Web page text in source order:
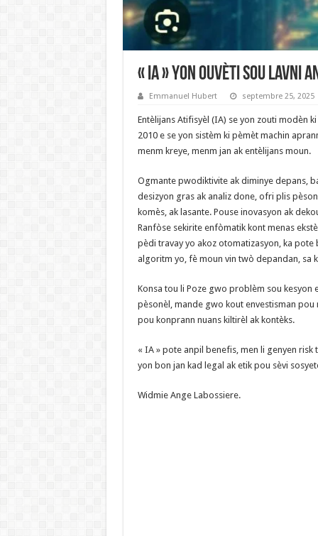
« IA » Yon ouvèti sou lavni
Emmanuel Hubert septembre 25, 2025
Entèlijans Atifisyèl (IA) se yon zouti modèn
2010 e se yon sistèm ki pèmèt machin
menm kreye, menm jan ak entèlijans moun.
Ogmante pwodiktivite ak diminye depans,
desizyon gras ak analiz done, ofri plis
komès, ak lasante. Pouse inovasyon ak
Ranfòse sekirite enfòmatik kont menas
pèdi travay yo akoz otomatizasyon, ka pote
algoritm yo, fè moun vin twò depandan, sa
Konsa tou li Poze gwo problèm sou kesyon
pèsonèl, mande gwo kout envestisman pou
pou konprann nuans kiltirèl ak kontèks.
« IA » pote anpil benefis, men li genyen risk
yon bon jan kad legal ak etik pou sèvi
Widmie Ange Labossiere.